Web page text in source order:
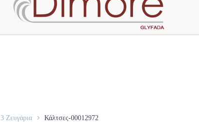
3 Ζευγάρια Κάλτσες-00012972